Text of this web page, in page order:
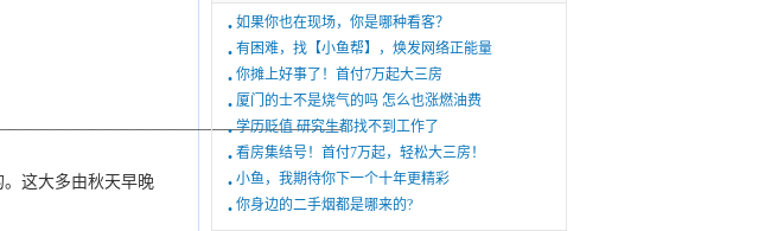
这大多由秋天早晚
· 如果你也在现场，你是哪种看客？
· 有困难，找【小鱼帮】，焕发网络正能量
· 你摊上好事了！首付7万起大三房
· 厦门的士不是烧气的吗 怎么也涨燃油费
·学历贬值 研究生都找不到工作了
· 看房集结号！首付7万起，轻松大三房！
· 小鱼，我期待你下一个十年更精彩
· 你身边的二手烟都是哪来的?